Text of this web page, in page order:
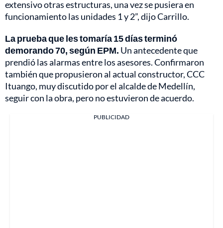
extensivo otras estructuras, una vez se pusiera en
funcionamiento las unidades 1 y 2”, dijo Carrillo.
La prueba que les tomaría 15 días terminó
demorando 70, según EPM. Un antecedente que
prendió las alarmas entre los asesores. Confirmaron
también que propusieron al actual constructor, CCC
Ituango, muy discutido por el alcalde de Medellín,
seguir con la obra, pero no estuvieron de acuerdo.
PUBLICIDAD